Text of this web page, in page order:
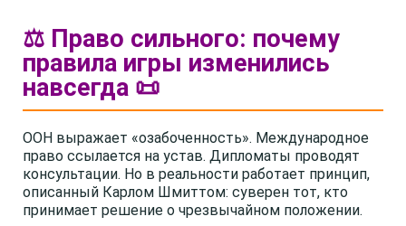
⚖️ Право сильного: почему
правила игры изменились
навсегда 📜
ООН выражает «озабоченность». Международное
право ссылается на устав. Дипломаты проводят
консультации. Но в реальности работает принцип,
описанный Карлом Шмиттом: суверен тот, кто
принимает решение о чрезвычайном положении.